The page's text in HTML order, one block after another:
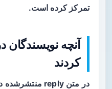
تمرکز کرده است.
آنچه
کردند